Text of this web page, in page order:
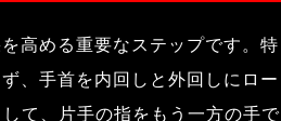
高める重要なステップです。特
、手首を内回しと外回しにロー
て、片手の指をもう一方の手で